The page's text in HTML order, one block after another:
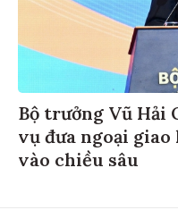
Bộ trưởng Vũ Hải
vụ đưa ngoại giao
vào chiều sâu